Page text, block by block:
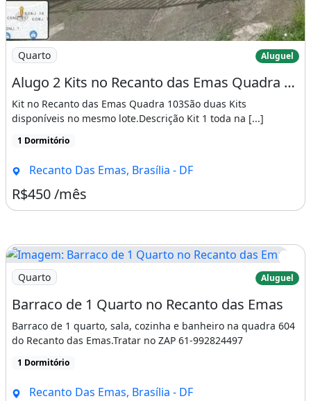
Imagem: Alugo 2 Kits no Recanto das Emas Quadra
Quarto Aluguel
Alugo 2 Kits no Recanto das Emas Quadra 103 Próximo a Casas Bahia
Kit no Recanto das Emas Quadra 103São duas Kits
disponíveis no mesmo lote.Descrição Kit 1 toda na [...]
1 Dormitório
Recanto Das Emas, Brasília - DF
R$450 /mês
Imagem: Barraco de 1 Quarto no Recanto das Emas
Quarto Aluguel
Barraco de 1 Quarto no Recanto das Emas
Barraco de 1 quarto, sala, cozinha e banheiro na quadra 604
do Recanto das Emas.Tratar no ZAP 61-992824497
1 Dormitório
Recanto Das Emas, Brasília - DF